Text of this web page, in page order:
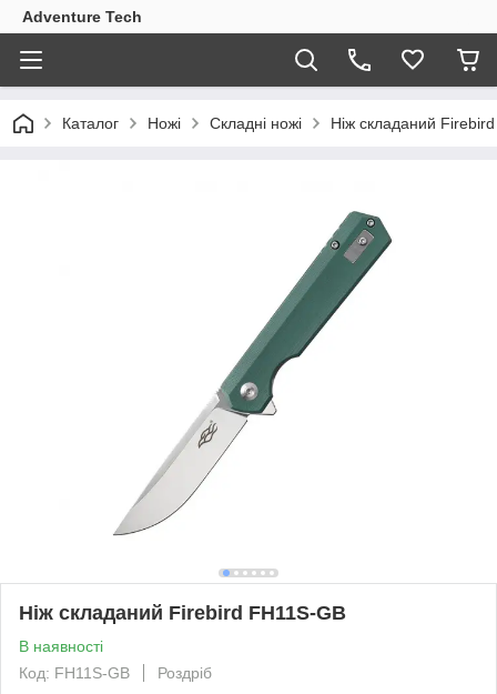
Adventure Tech
Каталог Ножі Складні ножі Ніж складаний
Ніж складаний Firebird FH11S-GB
В наявності
Код: FH11S-GB
Роздріб